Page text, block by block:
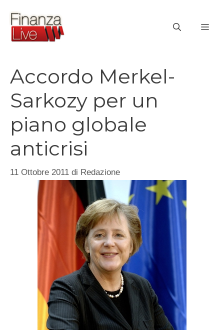
contenuto
Accordo Merkel-
Sarkozy per un
piano globale
anticrisi
11 Ottobre 2011 di Redazione